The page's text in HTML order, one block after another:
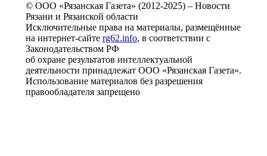
© ООО «Рязанская Газета» (2012-2025) – Новости
Рязани и Рязанской области
Исключительные права на материалы, размещённые
на интернет-сайте rg62.info, в соответствии с
Законодательством РФ
об охране результатов интеллектуальной
деятельности принадлежат ООО «Рязанская Газета».
Использование материалов без разрешения
правообладателя запрещено